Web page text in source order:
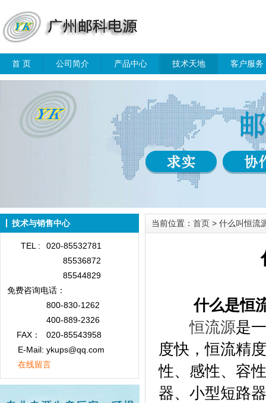
首 页 公司简介 产品中心 技术天地 客户服务
技术与销售中心
TEL :
020-85532781
85536872
85544829
免费咨询电话：
800-830-1262
400-889-2326
FAX：
020-85543958
E-Mail: ykups@qq.com
在线留言
当前位置： 首页 > 什么叫恒流
什么是恒
恒流源是
度快，恒流精
性、感性、容
器、小型短路